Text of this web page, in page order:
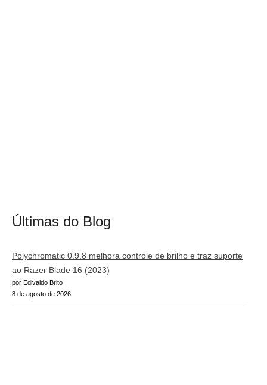
Últimas do Blog
Polychromatic 0.9.8 melhora controle de brilho e traz suporte
ao Razer Blade 16 (2023)
por Edivaldo Brito
8 de agosto de 2026